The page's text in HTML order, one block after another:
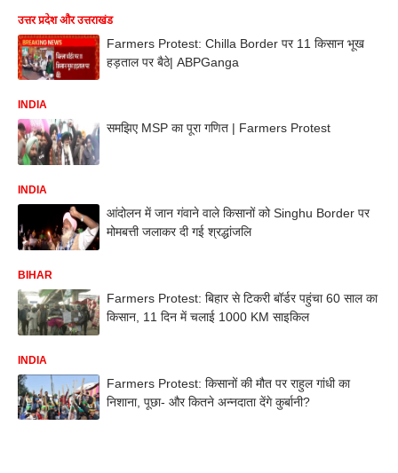
उत्तर प्रदेश और उत्तराखंड
Farmers Protest: Chilla Border पर 11 किसान भूख
हड़ताल पर बैठे| ABPGanga
INDIA
समझिए MSP का पूरा गणित | Farmers Protest
INDIA
आंदोलन में जान गंवाने वाले किसानों को Singhu Border पर
मोमबत्ती जलाकर दी गई श्रद्धांजलि
BIHAR
Farmers Protest: बिहार से टिकरी बॉर्डर पहुंचा 60 साल का
किसान, 11 दिन में चलाई 1000 KM साइकिल
INDIA
Farmers Protest: किसानों की मौत पर राहुल गांधी का
निशाना, पूछा- और कितने अन्नदाता देंगे कुर्बानी?